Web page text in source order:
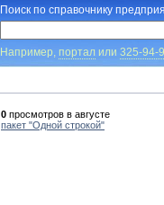
Поиск по справочнику
Например, порталили 325-94-
0 просмотров в августе
пакет "Одной строкой"